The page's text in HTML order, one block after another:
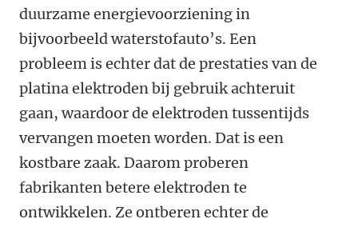
duurzame energievoorziening in
bijvoorbeeld waterstofauto’s. Een
probleem is echter dat de prestaties van de
platina elektroden bij gebruik achteruit
gaan, waardoor de elektroden tussentijds
vervangen moeten worden. Dat is een
kostbare zaak. Daarom proberen
fabrikanten betere elektroden te
ontwikkelen. Ze ontberen echter de